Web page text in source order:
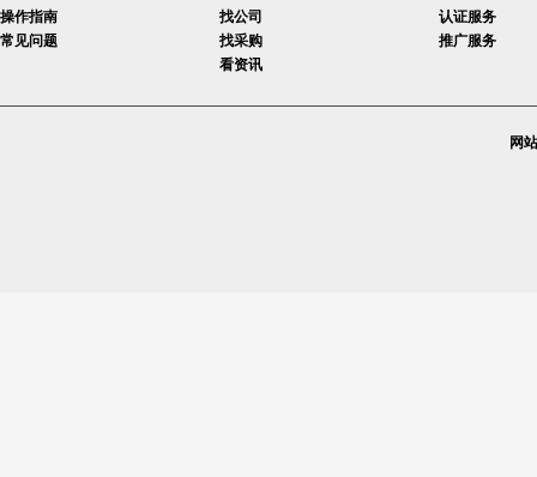
操作指南
常见问题
找公司
找采购
看资讯
认证服务
推广服务
网